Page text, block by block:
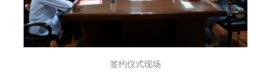
签约仪式现场